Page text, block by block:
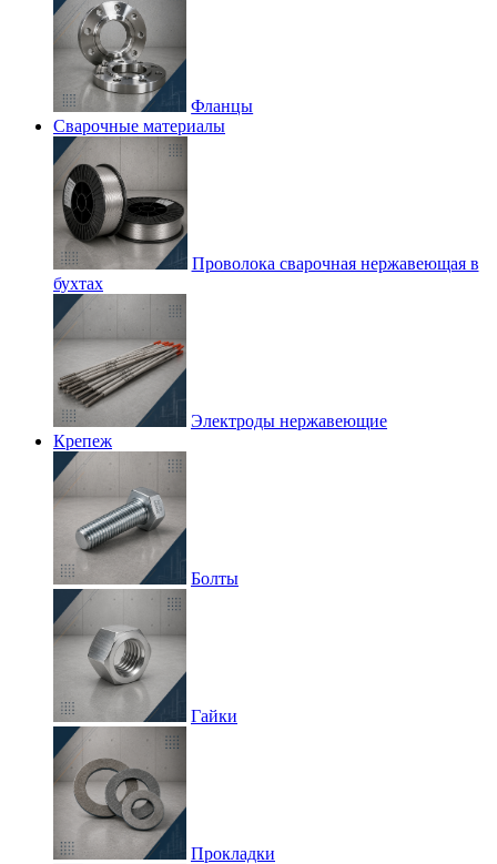
Фланцы
Сварочные материалы
Проволока сварочная нержавеющая в
бухтах
Электроды нержавеющие
Крепеж
Болты
Гайки
Прокладки